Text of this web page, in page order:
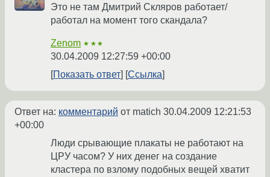
Это не там Дмитрий Скляров работает/
работал на момент того скандала?
Zenom ★★★
30.04.2009 12:27:59 +00:00
Показать ответ
Ссылка
Ответ на: комментарий от matich 30.04.2009 12:21:53
+00:00
Люди срывающие плакаты не работают на
ЦРУ часом? У них денег на создание
кластера по взлому подобных вещей хватит